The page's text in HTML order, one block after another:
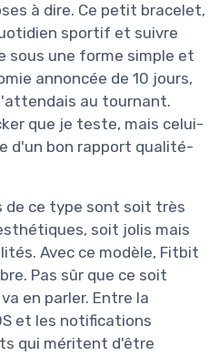
à dire. Ce petit bracelet,
sportif et suivre
sous une forme simple et
annoncée de 10 jours,
au tournant.
que je teste, mais celui-
d'un bon rapport qualité-
de ce type sont soit très
soit jolis mais
Avec ce modèle, Fitbit
Pas sûr que ce soit
en parler. Entre la
et les notifications
qui méritent d'être